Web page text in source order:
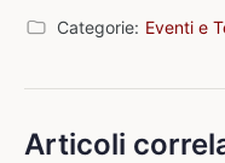
Categorie: Eventi e
Articoli